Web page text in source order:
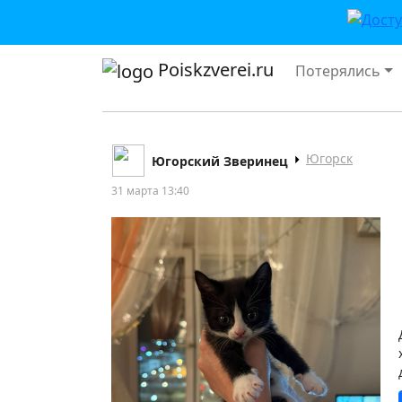
Poiskzverei.ru Потерялись
Югорский Зверинец Югорск
31 марта 13:40